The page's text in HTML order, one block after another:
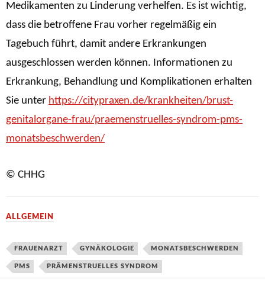
Medikamenten zu Linderung verhelfen. Es ist wichtig,
dass die betroffene Frau vorher regelmäßig ein
Tagebuch führt, damit andere Erkrankungen
ausgeschlossen werden können. Informationen zu
Erkrankung, Behandlung und Komplikationen erhalten
Sie unter https://citypraxen.de/krankheiten/brust-
genitalorgane-frau/praemenstruelles-syndrom-pms-
monatsbeschwerden/
© CHHG
ALLGEMEIN
FRAUENARZT GYNÄKOLOGIE MONATSBESCHWERDEN
PMS PRÄMENSTRUELLES SYNDROM